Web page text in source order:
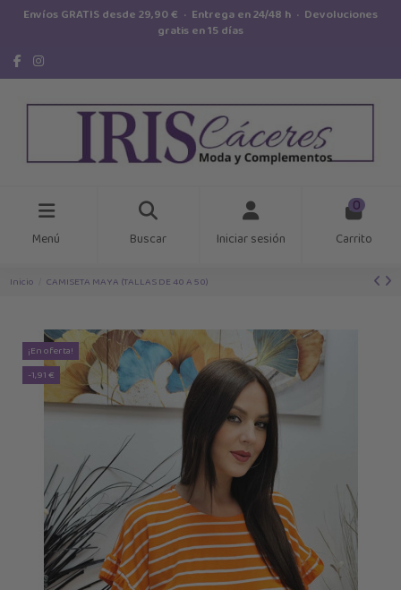
Envíos GRATIS desde 29,90 € · Entrega en 24/48 h · Devoluciones
gratis en 15 días
Menú Buscar Iniciar sesión
0
Carrito
Inicio CAMISETA MAYA (TALLAS DE 40 A 50)
¡En oferta!
-1,91 €